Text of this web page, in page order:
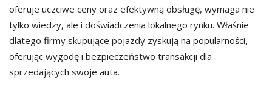
oferuje uczciwe ceny oraz efektywną obsługę, wymaga nie
tylko wiedzy, ale i doświadczenia lokalnego rynku. Właśnie
dlatego firmy skupujące pojazdy zyskują na popularności,
oferując wygodę i bezpieczeństwo transakcji dla
sprzedających swoje auta.